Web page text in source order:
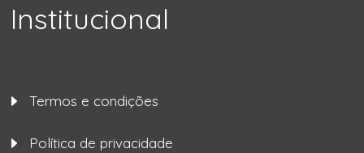
Institucional
Termos e condições
Política de privacidade